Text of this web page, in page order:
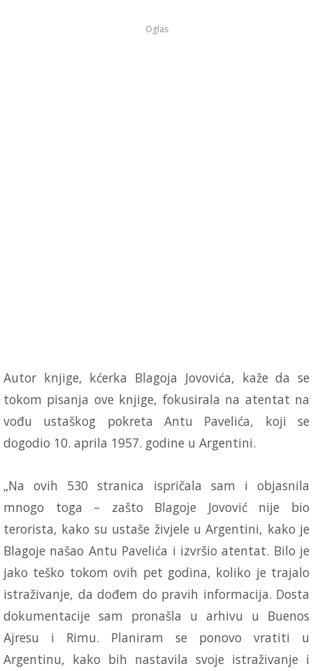
Oglas
Autor knjige, kćerka Blagoja Jovovića, kaže da se
tokom pisanja ove knjige, fokusirala na atentat na
vođu ustaškog pokreta Antu Pavelića, koji se
dogodio 10. aprila 1957. godine u Argentini.
„Na ovih 530 stranica ispričala sam i objasnila
mnogo toga – zašto Blagoje Jovović nije bio
terorista, kako su ustaše živjele u Argentini, kako je
Blagoje našao Antu Pavelića i izvršio atentat. Bilo je
jako teško tokom ovih pet godina, koliko je trajalo
istraživanje, da dođem do pravih informacija. Dosta
dokumentacije sam pronašla u arhivu u Buenos
Ajresu i Rimu. Planiram se ponovo vratiti u
Argentinu, kako bih nastavila svoje istraživanje i